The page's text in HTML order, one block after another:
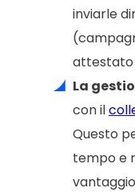
inviarle
attestato
La
con il
Questo
tempo e